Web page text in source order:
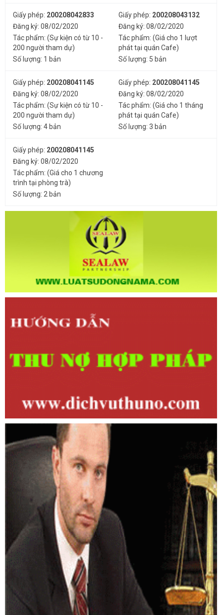
Giấy phép: 200208042833
Đăng ký: 08/02/2020
Tác phẩm: (Sự kiện có từ 10 -
200 người tham dự)
Số lượng: 1 bản
Giấy phép: 200208043132
Đăng ký: 08/02/2020
Tác phẩm: (Giá cho 1 lượt
phát tại quán Cafe)
Số lượng: 5 bản
Giấy phép: 200208041145
Đăng ký: 08/02/2020
Tác phẩm: (Sự kiện có từ 10 -
200 người tham dự)
Số lượng: 4 bản
Giấy phép: 200208041145
Đăng ký: 08/02/2020
Tác phẩm: (Giá cho 1 tháng
phát tại quán Cafe)
Số lượng: 3 bản
Giấy phép: 200208041145
Đăng ký: 08/02/2020
Tác phẩm: (Giá cho 1 chương
trình tại phòng trà)
Số lượng: 2 bản